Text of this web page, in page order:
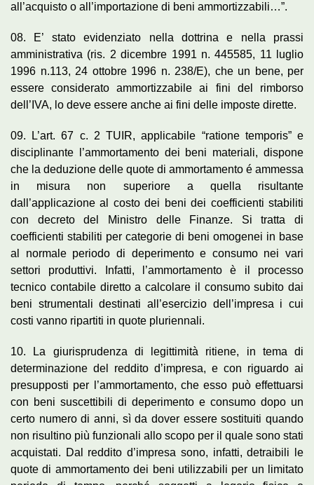
all’acquisto o all’importazione di beni ammortizzabili…”.
08. E’ stato evidenziato nella dottrina e nella prassi
amministrativa (ris. 2 dicembre 1991 n. 445585, 11 luglio
1996 n.113, 24 ottobre 1996 n. 238/E), che un bene, per
essere considerato ammortizzabile ai fini del rimborso
dell’IVA, lo deve essere anche ai fini delle imposte dirette.
09. L’art. 67 c. 2 TUIR, applicabile “ratione temporis” e
disciplinante l’ammortamento dei beni materiali, dispone
che la deduzione delle quote di ammortamento é ammessa
in misura non superiore a quella risultante
dall’applicazione al costo dei beni dei coefficienti stabiliti
con decreto del Ministro delle Finanze. Si tratta di
coefficienti stabiliti per categorie di beni omogenei in base
al normale periodo di deperimento e consumo nei vari
settori produttivi. Infatti, l’ammortamento è il processo
tecnico contabile diretto a calcolare il consumo subito dai
beni strumentali destinati all’esercizio dell’impresa i cui
costi vanno ripartiti in quote pluriennali.
10. La giurisprudenza di legittimità ritiene, in tema di
determinazione del reddito d’impresa, e con riguardo ai
presupposti per l’ammortamento, che esso può effettuarsi
con beni suscettibili di deperimento e consumo dopo un
certo numero di anni, sì da dover essere sostituiti quando
non risultino più funzionali allo scopo per il quale sono stati
acquistati. Dal reddito d’impresa sono, infatti, detraibili le
quote di ammortamento dei beni utilizzabili per un limitato